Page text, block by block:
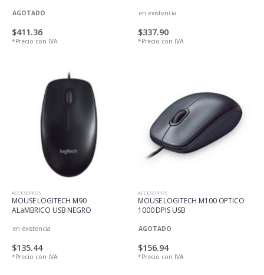
AGOTADO
$411.36
*Precio con IVA
en existencia
$337.90
*Precio con IVA
ACCESORIOS
MOUSE LOGITECH M90
ALaMBRICO USB NEGRO
en existencia
$135.44
*Precio con IVA
ACCESORIOS
MOUSE LOGITECH M100 OPTICO
1000 DPIS USB
AGOTADO
$156.94
*Precio con IVA